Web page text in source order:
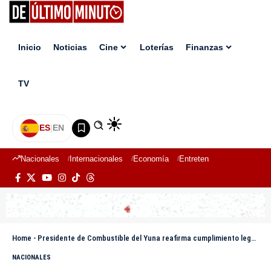
Inicio Noticias Cine Loterías Finanzas
TV
ES|EN
Nacionales Internacionales Economía Entretenimiento
Home - Presidente de Combustible del Yuna reafirma cumplimiento legal y llama al respeto del Estado de derecho
NACIONALES